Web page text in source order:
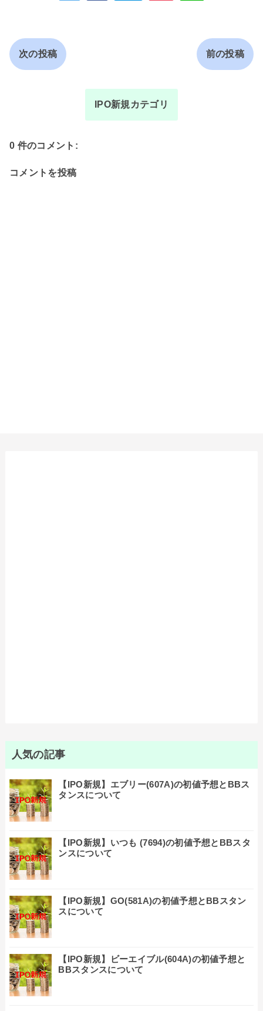
次の投稿 前の投稿
IPO新規カテゴリ
0 件のコメント:
コメントを投稿
人気の記事
【IPO新規】エブリー(607A)の初値予想とBBス
タンスについて
【IPO新規】いつも (7694)の初値予想とBBスタ
ンスについて
【IPO新規】GO(581A)の初値予想とBBスタン
スについて
【IPO新規】ビーエイブル(604A)の初値予想と
BBスタンスについて